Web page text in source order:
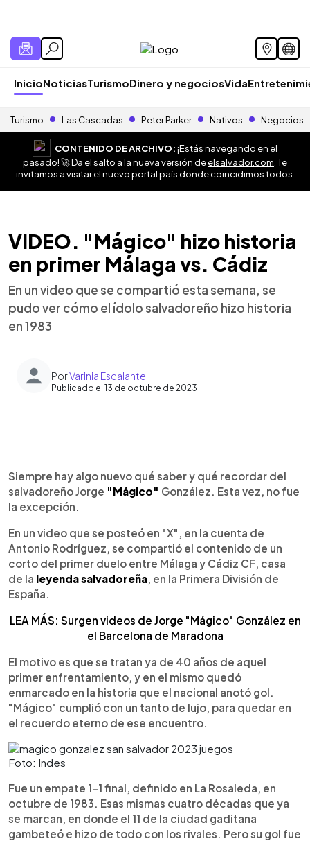
InicioNoticiasTurismoDinero y negociosVida
Turismo Las Cascadas Peter Parker Nativos Negocios
CONTENIDO DE ARCHIVO:¡Estás navegando en el
pasado! 🚀 Da el salto a la nueva versión deelsalvador.com . Te
invitamos a visitar el nuevo portal país donde coincidimos todos.
VIDEO. "Mágico" hizo historia
en primer Málaga vs. Cádiz
En un video que se compartió esta semana, se
pudo ver cómo el ídolo salvadoreño hizo historia
en 1983
PorVarinia Escalante
Publicado el 13 de octubre de 2023
Escuchar artículo
Siempre hay algo nuevo qué saber y qué recordar del
salvadoreño Jorge "Mágico" González. Esta vez, no fue
la excepción.
En un video que se posteó en "X", en la cuenta de
Antonio Rodríguez, se compartió el contenido de un
corto del primer duelo entre Málaga y Cádiz CF, casa
de la leyenda salvadoreña, en la Primera División de
España.
LEA MÁS: Surgen videos de Jorge "Mágico" González en
el Barcelona de Maradona
El motivo es que se tratan ya de 40 años de aquel
primer enfrentamiento, y en el mismo quedó
enmarcado en la historia que el nacional anotó gol.
"Mágico" cumplió con un tanto de lujo, para quedar en
el recuerdo eterno de ese encuentro.
Foto: Indes
Fue un empate 1-1 final, definido en La Rosaleda, en
octubre de 1983. Esas mismas cuatro décadas que ya
se marcan, en donde el 11 de la ciudad gaditana
gambeteó e hizo de todo con los rivales. Pero su gol fue